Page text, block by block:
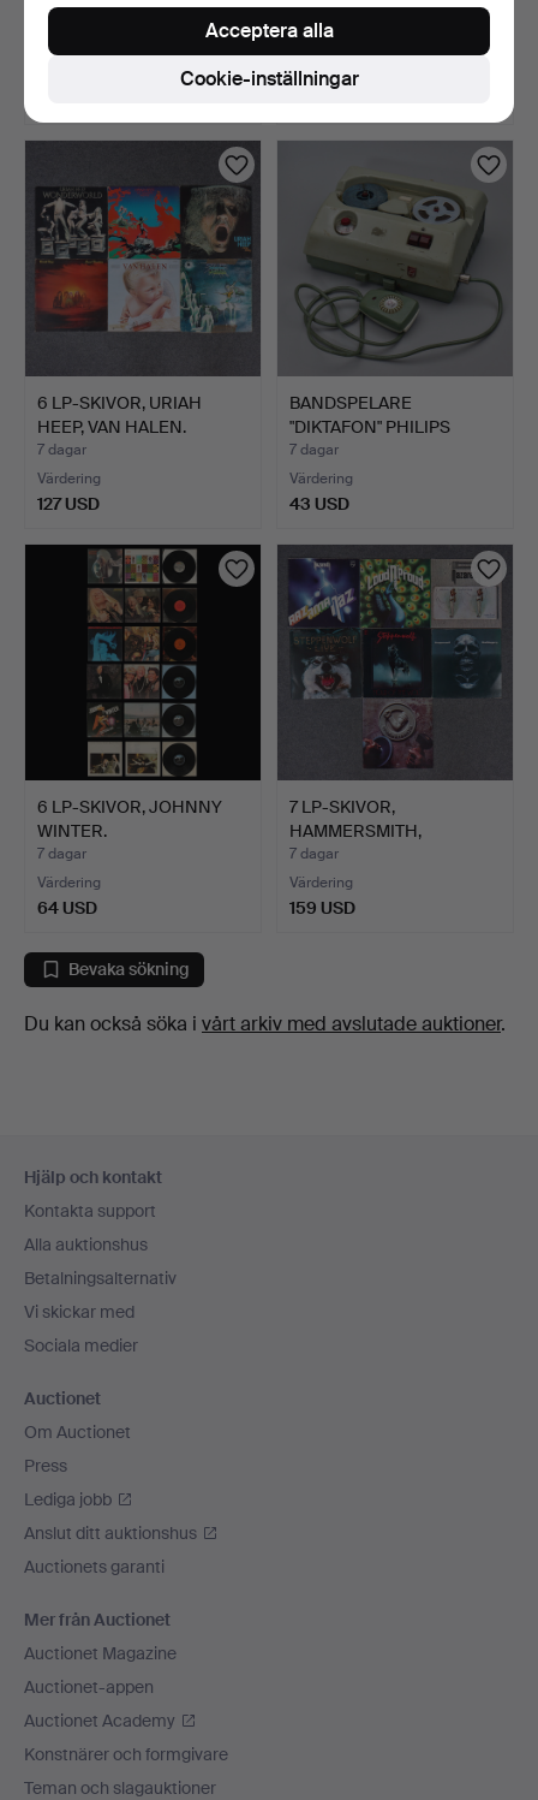
"KARLSKRONA PR-
KLUBB",…
4 dagar
WELTMEISTER VERMONA,
Värdering
6 LP-SKIVOR, URIAH
HEEP, VAN HALEN.
7 dagar
Värdering
127 USD
BANDSPELARE
"DIKTAFON" PHILIPS
EL3581, MAD…
7 dagar
Värdering
43 USD
6 LP-SKIVOR, JOHNNY
WINTER.
7 dagar
Värdering
64 USD
7 LP-SKIVOR,
HAMMERSMITH,
STEPPENWOLF, NAZ…
7 dagar
Värdering
159 USD
Bevaka sökning
Du kan också söka i vårt arkiv med avslutade auktioner.
Hjälp och kontakt
Kontakta support
Alla auktionshus
Betalningsalternativ
Vi skickar med
Sociala medier
Auctionet
Om Auctionet
Press
Lediga jobb
Anslut ditt auktionshus
Auctionets garanti
Mer från Auctionet
Auctionet Magazine
Auctionet-appen
Auctionet Academy
Konstnärer och formgivare
Teman och slagauktioner
Cookie-inställningar
Acceptera alla